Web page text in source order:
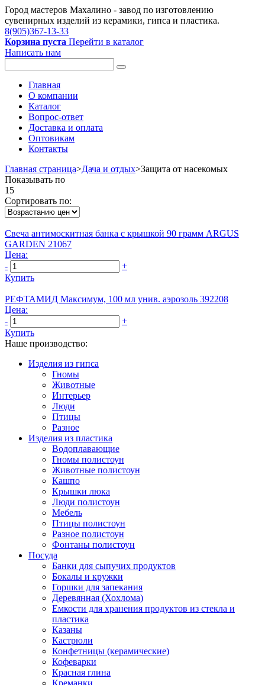
Город мастеров Mахалино - завод по изготовлению
сувенирных изделий из керамики, гипса и пластика.
8(905)367-13-33
Корзина пуста Перейти в каталог
Написать нам
Главная
О компании
Каталог
Вопрос-ответ
Доставка и оплата
Оптовикам
Контакты
Главная страница>Дача и отдых>Защита от насекомых
Показывать по
15
Сортировать по:
Свеча антимоскитная банка с крышкой 90 грамм ARGUS
GARDEN 21067
Цена:
-
+
Купить
РЕФТАМИД Максимум, 100 мл унив. аэрозоль 392208
Цена:
-
+
Купить
Наше производство:
Изделия из гипса
Гномы
Животные
Интерьер
Люди
Птицы
Разное
Изделия из пластика
Водоплавающие
Гномы полистоун
Животные полистоун
Кашпо
Крышки люка
Люди полистоун
Мебель
Птицы полистоун
Разное полистоун
Фонтаны полистоун
Посуда
Банки для сыпучих продуктов
Бокалы и кружки
Горшки для запекания
Деревянная (Хохлома)
Емкости для хранения продуктов из стекла и
пластика
Казаны
Кастрюли
Конфетницы (керамические)
Кофеварки
Красная глина
Креманки